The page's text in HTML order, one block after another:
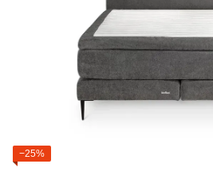
−25%